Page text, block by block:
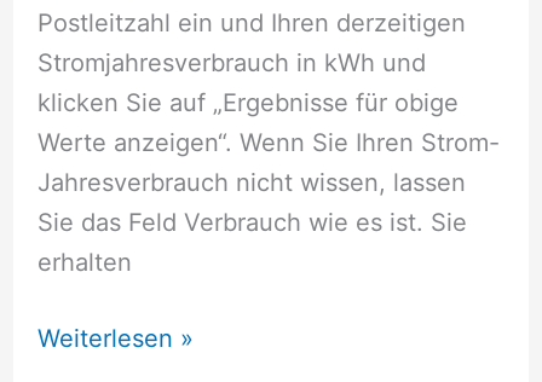
Postleitzahl ein und Ihren derzeitigen
Stromjahresverbrauch in kWh und
klicken Sie auf „Ergebnisse für obige
Werte anzeigen“. Wenn Sie Ihren Strom-
Jahresverbrauch nicht wissen, lassen
Sie das Feld Verbrauch wie es ist. Sie
erhalten
Stromversorger
Weiterlesen »